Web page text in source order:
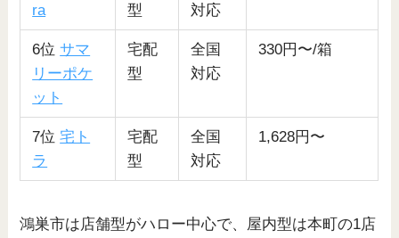
ra
型
対応
6位サマ
リーポケ
ット
宅配
型
全国
対応
330円〜/箱
7位宅ト
ラ
宅配
型
全国
対応
1,628円〜
鴻巣市は店舗型がハロー中心で、屋内型は本町の1店